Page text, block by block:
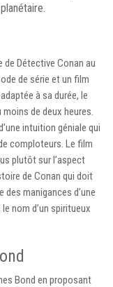
de Détective Conan au
de série et un film
à sa durée, le
de deux heures.
intuition géniale qui
comploteurs. Le film
plutôt sur l’aspect
de Conan qui doit
manigances d’une
nom d’un spiritueux
Bond en proposant